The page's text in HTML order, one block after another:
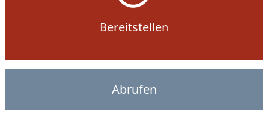
Bereitstellen
Abrufen